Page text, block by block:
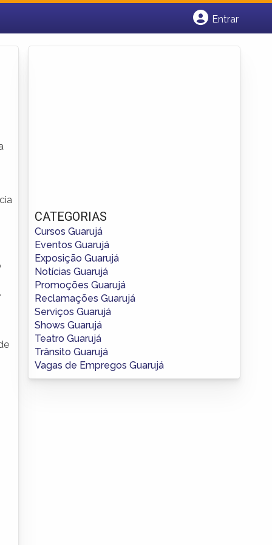
Entrar
CATEGORIAS
Cursos Guarujá
Eventos Guarujá
Exposição Guarujá
Notícias Guarujá
Promoções Guarujá
Reclamações Guarujá
Serviços Guarujá
Shows Guarujá
Teatro Guarujá
Trânsito Guarujá
Vagas de Empregos Guarujá